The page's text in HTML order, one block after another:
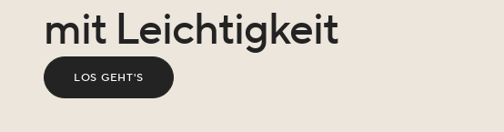
mit Leichtigkeit
LOS GEHT'S